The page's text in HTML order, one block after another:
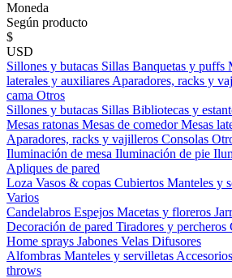
Moneda
Según producto
$
USD
Sillones y butacas Sillas Banquetas y puffs
laterales y auxiliares Aparadores, racks y
cama Otros
Sillones y butacas Sillas Bibliotecas y
Mesas ratonas Mesas de comedorMesas
Aparadores, racks y vajilleros Consolas
Iluminación de mesa Iluminación de pie
Apliques de pared
Loza Vasos & copas Cubiertos Manteles y
Varios
Candelabros Espejos Macetas y floreros
Decoración de pared Tiradores y percheros
Home sprays Jabones Velas Difusores
Alfombras Manteles y servilletas Accesorios
throws